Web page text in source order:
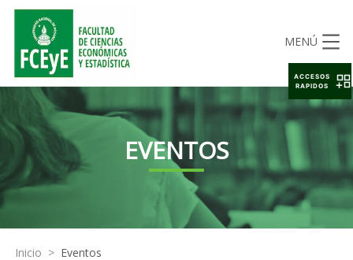
MENÚ
EVENTOS
Inicio > Eventos
ACCESOS
RAPIDOS